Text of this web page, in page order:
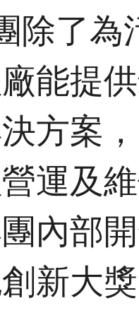
除了
能提
方案
運及
內部
創新大